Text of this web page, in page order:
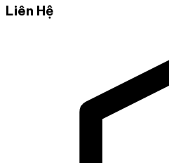
Liên Hệ